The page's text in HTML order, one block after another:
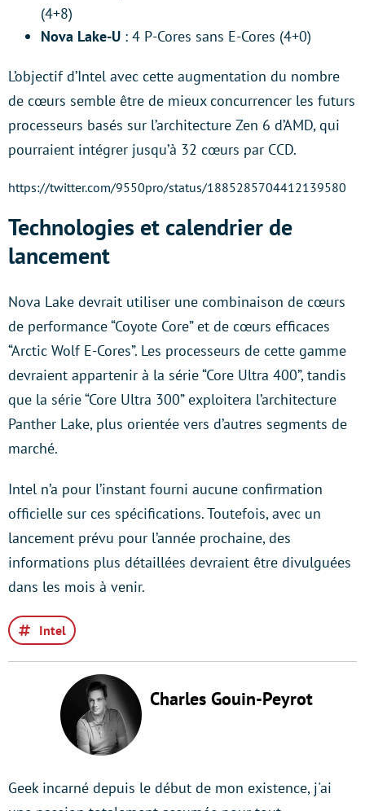
(4+8)
Nova Lake-U : 4 P-Cores sans E-Cores (4+0)
L’objectif d’Intel avec cette augmentation du nombre
de cœurs semble être de mieux concurrencer les futurs
processeurs basés sur l’architecture Zen 6 d’AMD, qui
pourraient intégrer jusqu’à 32 cœurs par CCD.
https://twitter.com/9550pro/status/1885285704412139580
Technologies et calendrier de
lancement
Nova Lake devrait utiliser une combinaison de cœurs
de performance “Coyote Core” et de cœurs efficaces
“Arctic Wolf E-Cores”. Les processeurs de cette gamme
devraient appartenir à la série “Core Ultra 400”, tandis
que la série “Core Ultra 300” exploitera l’architecture
Panther Lake, plus orientée vers d’autres segments de
marché.
Intel n’a pour l’instant fourni aucune confirmation
officielle sur ces spécifications. Toutefois, avec un
lancement prévu pour l’année prochaine, des
informations plus détaillées devraient être divulguées
dans les mois à venir.
Intel
Charles Gouin-Peyrot
Geek incarné depuis le début de mon existence, j'ai